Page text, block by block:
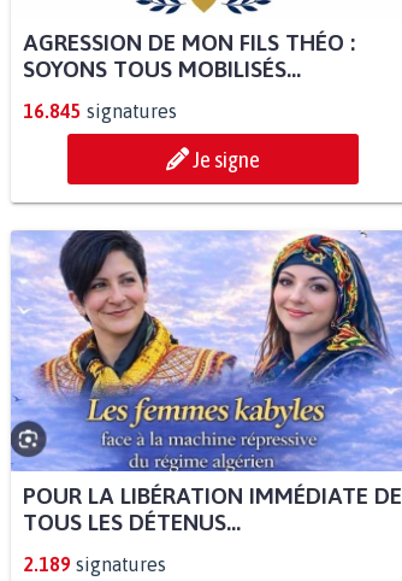
AGRESSION DE MON FILS THÉO :
SOYONS TOUS MOBILISÉS...
16.845 signatures
Je signe
POUR LA LIBÉRATION IMMÉDIATE DE
TOUS LES DÉTENUS...
2.189 signatures